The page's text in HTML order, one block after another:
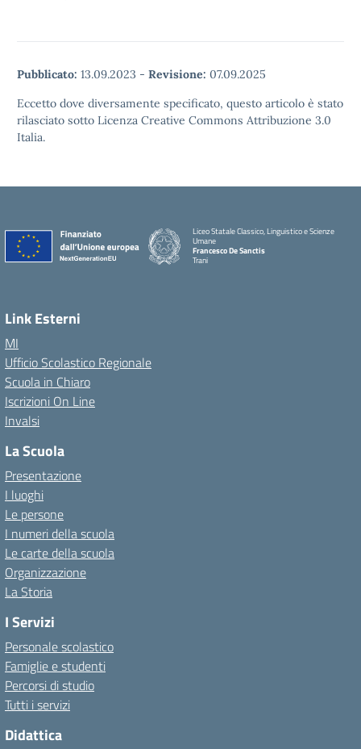
Pubblicato: 13.09.2023 - Revisione: 07.09.2025
Eccetto dove diversamente specificato, questo articolo è stato
rilasciato sotto Licenza Creative Commons Attribuzione 3.0
Italia.
Liceo Statale Classico, Linguistico e Scienze
Umane
Francesco De Sanctis
Trani
Link Esterni
MI
Ufficio Scolastico Regionale
Scuola in Chiaro
Iscrizioni On Line
Invalsi
La Scuola
Presentazione
I luoghi
Le persone
I numeri della scuola
Le carte della scuola
Organizzazione
La Storia
I Servizi
Personale scolastico
Famiglie e studenti
Percorsi di studio
Tutti i servizi
Didattica